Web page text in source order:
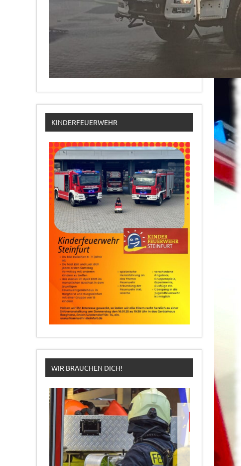
KINDERFEUERWEHR
WIR BRAUCHEN DICH!